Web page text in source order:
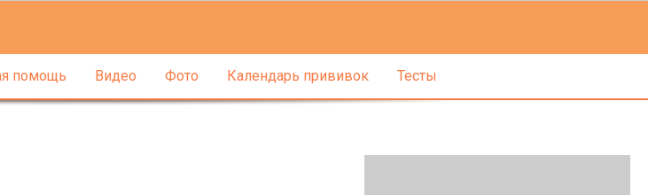
помощь Видео Фото Календарь прививок Тесты